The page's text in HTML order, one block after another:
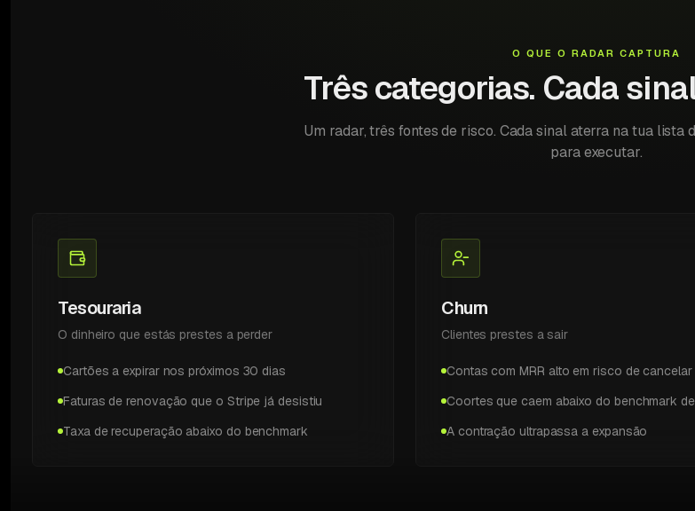
O QUE O RADAR CAPTURA
Três categorias. Cada
Um radar, três fontes de risco. Cada sinal aterra na tua lista
para executar.
Tesouraria
O dinheiro que estás prestes a perder
Cartões a expirar nos próximos 30 dias
Faturas de renovação que o Stripe já desistiu
Taxa de recuperação abaixo do benchmark
Churn
Clientes prestes a sair
Contas com MRR alto em risco de cancelar
Coortes que caem abaixo do benchmark
A contração ultrapassa a expansão